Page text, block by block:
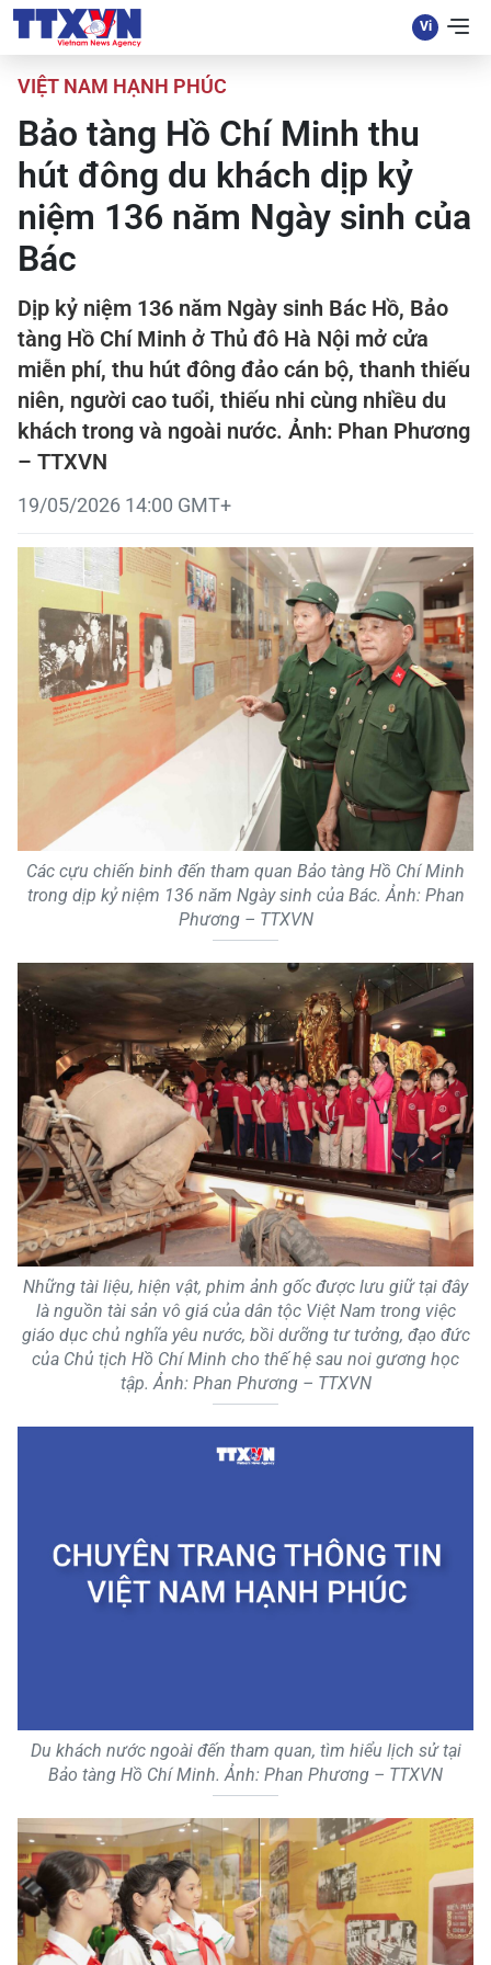
VIỆT NAM HẠNH PHÚC
Bảo tàng Hồ Chí Minh thu
hút đông du khách dịp kỷ
niệm 136 năm Ngày sinh của
Bác
Dịp kỷ niệm 136 năm Ngày sinh Bác Hồ, Bảo
tàng Hồ Chí Minh ở Thủ đô Hà Nội mở cửa
miễn phí, thu hút đông đảo cán bộ, thanh thiếu
niên, người cao tuổi, thiếu nhi cùng nhiều du
khách trong và ngoài nước. Ảnh: Phan Phương
– TTXVN
19/05/2026 14:00 GMT+
Các cựu chiến binh đến tham quan Bảo tàng Hồ Chí Minh
trong dịp kỷ niệm 136 năm Ngày sinh của Bác. Ảnh: Phan
Phương – TTXVN
Những tài liệu, hiện vật, phim ảnh gốc được lưu giữ tại đây
là nguồn tài sản vô giá của dân tộc Việt Nam trong việc
giáo dục chủ nghĩa yêu nước, bồi dưỡng tư tưởng, đạo đức
của Chủ tịch Hồ Chí Minh cho thế hệ sau noi gương học
tập. Ảnh: Phan Phương – TTXVN
Du khách nước ngoài đến tham quan, tìm hiểu lịch sử tại
Bảo tàng Hồ Chí Minh. Ảnh: Phan Phương – TTXVN